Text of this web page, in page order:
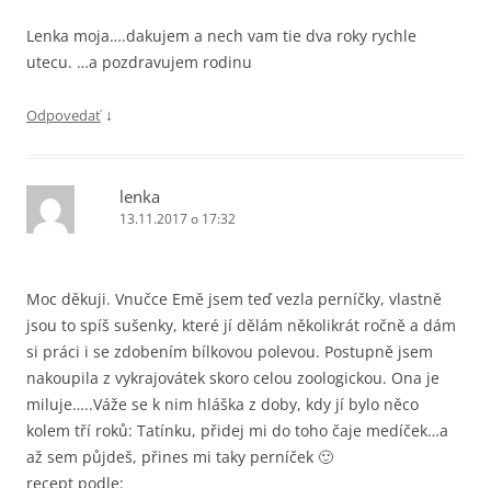
Lenka moja….dakujem a nech vam tie dva roky rychle
utecu. …a pozdravujem rodinu
Odpovedať ↓
lenka
13.11.2017 o 17:32
Moc děkuji. Vnučce Emě jsem teď vezla perníčky, vlastně
jsou to spíš sušenky, které jí dělám několikrát ročně a dám
si práci i se zdobením bílkovou polevou. Postupně jsem
nakoupila z vykrajovátek skoro celou zoologickou. Ona je
miluje…..Váže se k nim hláška z doby, kdy jí bylo něco
kolem tří roků: Tatínku, přidej mi do toho čaje medíček…a
až sem půjdeš, přines mi taky perníček 🙂
recept podle: